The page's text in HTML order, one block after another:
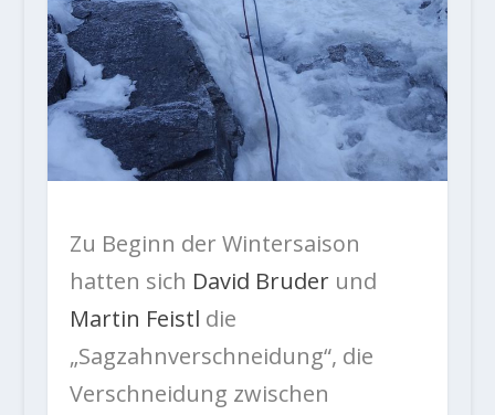
Zu Beginn der Wintersaison
hatten sich David Bruderund
Martin Feistl die
„Sagzahnverschneidung“, die
Verschneidung zwischen